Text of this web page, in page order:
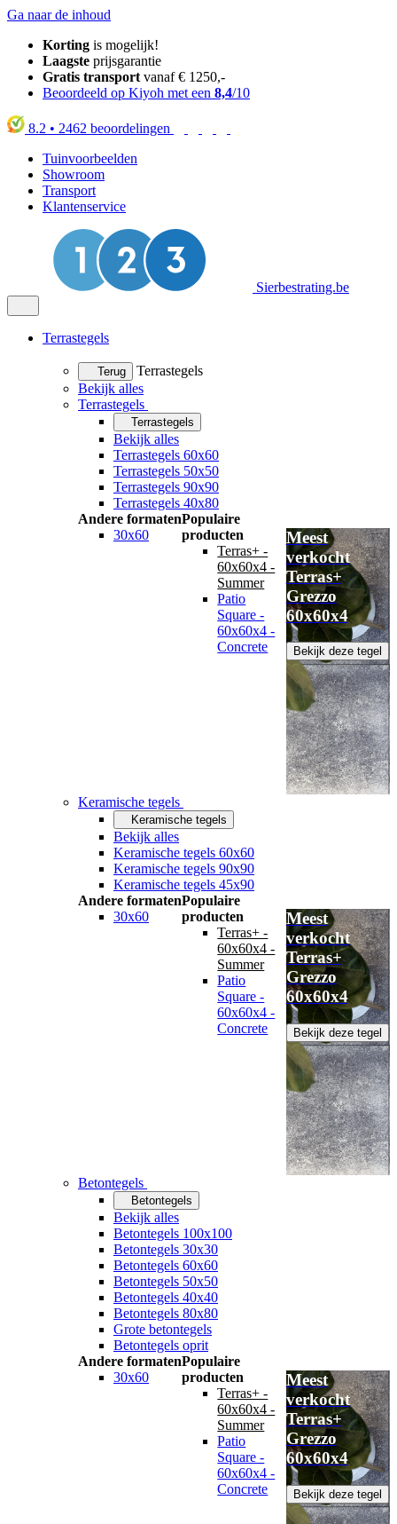
Ga naar de inhoud
Korting is mogelijk!
Laagste prijsgarantie
Gratis transport vanaf € 1250,-
Beoordeeld op Kiyoh met een 8,4/10
8.2 • 2462 beoordelingen
Tuinvoorbeelden
Showroom
Transport
Klantenservice
Sierbestrating.be
Terrastegels
Terug
Terrastegels
Bekijk alles
Terrastegels
Terrastegels
Bekijk alles
Terrastegels 60x60
Terrastegels 50x50
Terrastegels 90x90
Terrastegels 40x80
Andere formaten
30x60
Populaire
producten
Terras+ -
60x60x4 -
Summer
Patio
Square -
60x60x4 -
Concrete
Meest
verkocht
Terras+
Grezzo
60x60x4
Bekijk deze tegel
Keramische tegels
Keramische tegels
Bekijk alles
Keramische tegels 60x60
Keramische tegels 90x90
Keramische tegels 45x90
Andere formaten
30x60
Populaire
producten
Terras+ -
60x60x4 -
Summer
Patio
Square -
60x60x4 -
Concrete
Meest
verkocht
Terras+
Grezzo
60x60x4
Bekijk deze tegel
Betontegels
Betontegels
Bekijk alles
Betontegels 100x100
Betontegels 30x30
Betontegels 60x60
Betontegels 50x50
Betontegels 40x40
Betontegels 80x80
Grote betontegels
Betontegels oprit
Andere formaten
30x60
Populaire
producten
Terras+ -
60x60x4 -
Summer
Patio
Square -
60x60x4 -
Concrete
Meest
verkocht
Terras+
Grezzo
60x60x4
Bekijk deze tegel